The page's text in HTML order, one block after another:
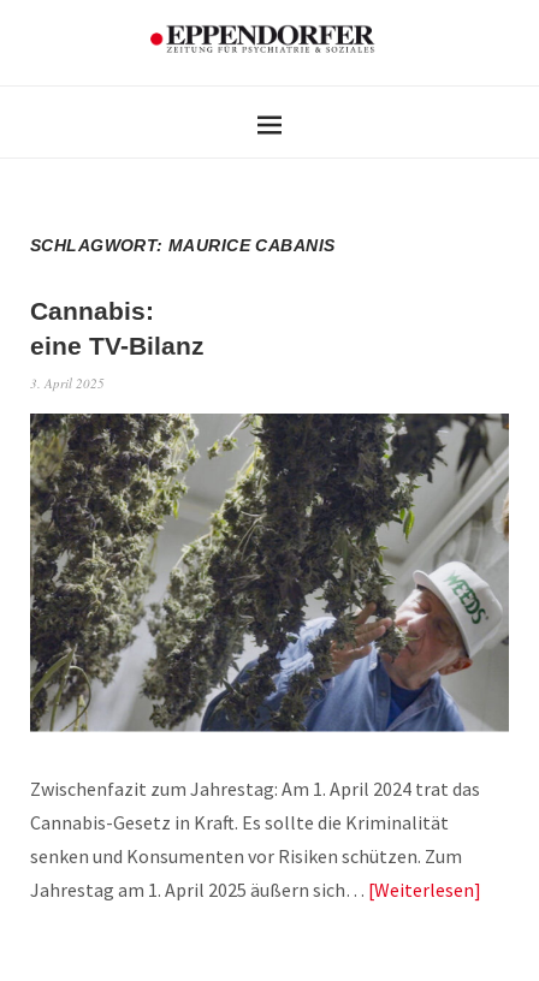
SCHLAGWORT:MAURICE CABANIS
Cannabis:
eine TV-Bilanz
3. April 2025
Zwischenfazit zum Jahrestag: Am 1. April 2024 trat das
Cannabis-Gesetz in Kraft. Es sollte die Kriminalität
senken und Konsumenten vor Risiken schützen. Zum
Jahrestag am 1. April 2025 äußern sich… Weiterlesen